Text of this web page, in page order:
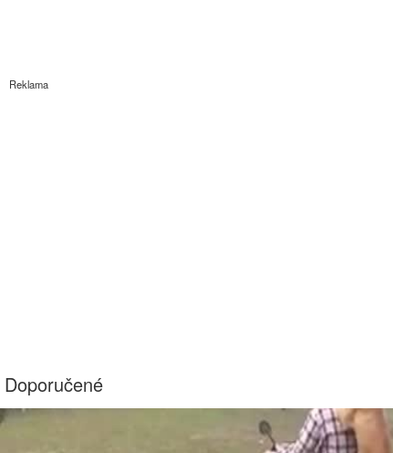
Reklama
Doporučené